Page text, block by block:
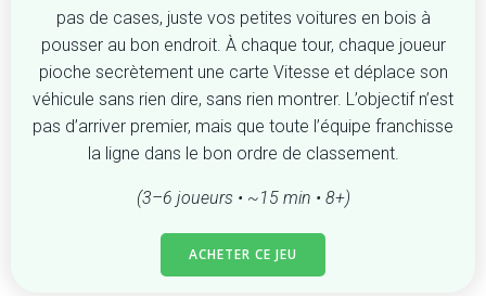
pas de cases, juste vos petites voitures en bois à
pousser au bon endroit. À chaque tour, chaque joueur
pioche secrètement une carte Vitesse et déplace son
véhicule sans rien dire, sans rien montrer. L’objectif n’est
pas d’arriver premier, mais que toute l’équipe franchisse
la ligne dans le bon ordre de classement.
(3–6 joueurs • ~15 min • 8+)
ACHETER CE JEU